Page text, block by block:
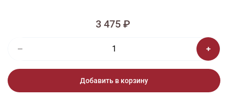
3 475 ₽
Добавить в корзину